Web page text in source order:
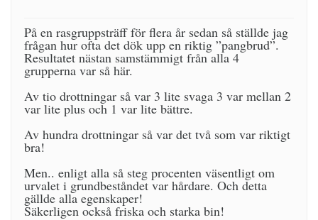
På en rasgruppsträff för flera år sedan så ställde jag
frågan hur ofta det dök upp en riktig ”pangbrud”.
Resultatet nästan samstämmigt från alla 4
grupperna var så här.
Av tio drottningar så var 3 lite svaga 3 var mellan 2
var lite plus och 1 var lite bättre.
Av hundra drottningar så var det två som var riktigt
bra!
Men.. enligt alla så steg procenten väsentligt om
urvalet i grundbeståndet var hårdare. Och detta
gällde alla egenskaper!
Säkerligen också friska och starka bin!